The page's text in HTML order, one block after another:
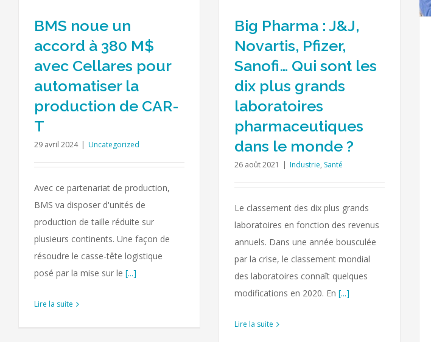
BMS noue un
accord à 380 M$
avec Cellares pour
automatiser la
production de CAR-
T
29 avril 2024 | Uncategorized
Avec ce partenariat de production,
BMS va disposer d'unités de
production de taille réduite sur
plusieurs continents. Une façon de
résoudre le casse-tête logistique
posé par la mise sur le [...]
Lire la suite
Big Pharma : J&J,
Novartis, Pfizer,
Sanofi… Qui sont les
dix plus grands
laboratoires
pharmaceutiques
dans le monde ?
26 août 2021 | Industrie, Santé
Le classement des dix plus grands
laboratoires en fonction des revenus
annuels. Dans une année bousculée
par la crise, le classement mondial
des laboratoires connaît quelques
modifications en 2020. En [...]
Lire la suite